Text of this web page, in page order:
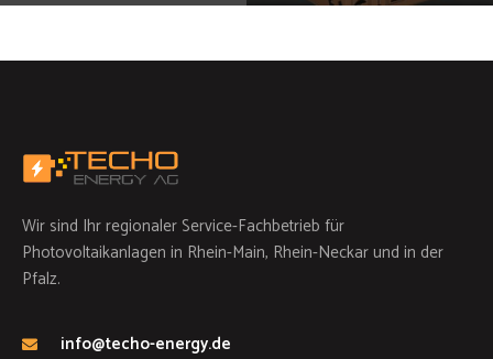
Wir sind Ihr regionaler Service-Fachbetrieb für
Photovoltaikanlagen in Rhein-Main, Rhein-Neckar und in der
Pfalz.
info@techo-energy.de